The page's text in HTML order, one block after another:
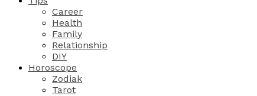
Career
Health
Family
Relationship
DIY
Horoscope
Zodiak
Tarot